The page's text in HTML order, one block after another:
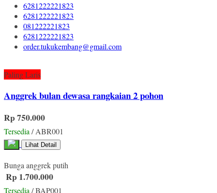
6281222221823
6281222221823
081222221823
6281222221823
order.tukukembang@gmail.com
Paling Laris
Anggrek bulan dewasa rangkaian 2 pohon
Rp 750.000
Tersedia / ABR001
Lihat Detail
Bunga anggrek putih
Rp 1.700.000
Tersedia / BAP001